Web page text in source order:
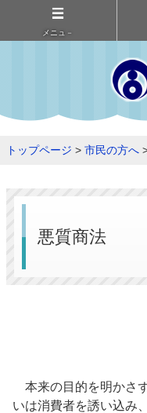
メニュ－
トップページ > 市民の方へ
悪質商法
本来の目的を明かさ
いは消費者を誘い込み